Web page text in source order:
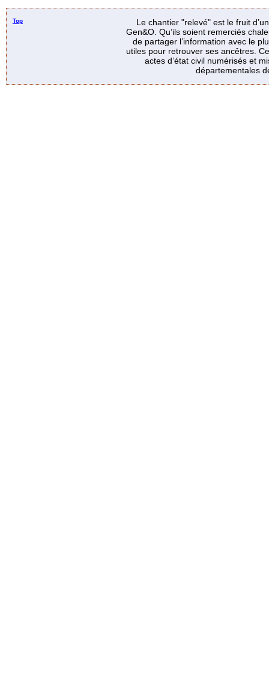
Top
Le chantier "relevé" est le fruit
Gen&O. Qu’ils soient remerciés
de partager l’information avec le
utiles pour retrouver ses ancêtres.
actes d’état civil numérisés et
départementales